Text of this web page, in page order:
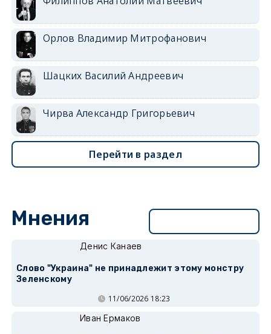
Орлов Владимир Митрофанович
Шацких Василий Андреевич
Чирва Александр Григорьевич
Перейти в раздел
Мнения
Денис Канаев
Слово "Украина" не принадлежит этому монстру
Зеленскому
11/06/2026 18:23
Иван Ермаков